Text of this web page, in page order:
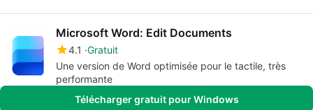
Microsoft Word: Edit Documents
4.1 Gratuit
Une version de Word optimisée pour le tactile, très
performante
Télécharger gratuit pour Windows